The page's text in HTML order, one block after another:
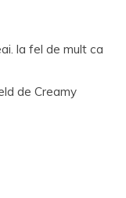
la fel de mult ca
de Creamy